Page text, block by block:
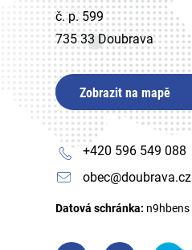
č. p. 599
735 33 Doubrava
Zobrazit na mapě
+420 596 549 088
obec@doubrava.cz
Datová schránka: n9hbens